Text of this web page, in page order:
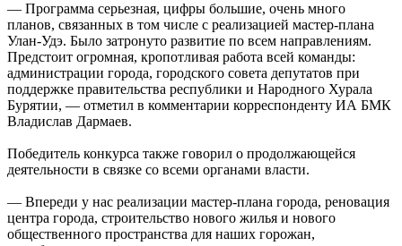
— Программа серьезная, цифры большие, очень много
планов, связанных в том числе с реализацией мастер-плана
Улан-Удэ. Было затронуто развитие по всем направлениям.
Предстоит огромная, кропотливая работа всей команды:
администрации города, городского совета депутатов при
поддержке правительства республики и Народного Хурала
Бурятии, — отметил в комментарии корреспонденту ИА БМК
Владислав Дармаев.
Победитель конкурса также говорил о продолжающейся
деятельности в связке со всеми органами власти.
— Впереди у нас реализации мастер-плана города, реновация
центра города, строительство нового жилья и нового
общественного пространства для наших горожан,